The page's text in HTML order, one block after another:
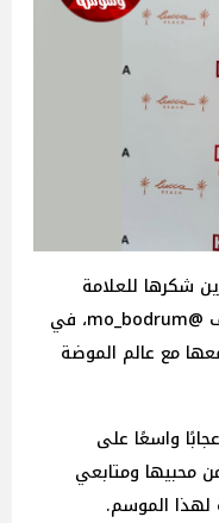
شكرها للعلامة
المنظمة SAGAZA وللمكان المستضيف @mo_bodrum، في
مع عالم الموضة
واسعًا على
محبيها ومتابعي
لهذا الموسم.